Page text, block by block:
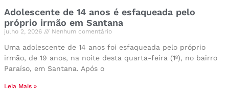
Adolescente de 14 anos é esfaqueada pelo
próprio irmão em Santana
julho 2, 2026 Nenhum comentário
Uma adolescente de 14 anos foi esfaqueada pelo próprio
irmão, de 19 anos, na noite desta quarta-feira (1º), no bairro
Paraíso, em Santana. Após o
Leia Mais »